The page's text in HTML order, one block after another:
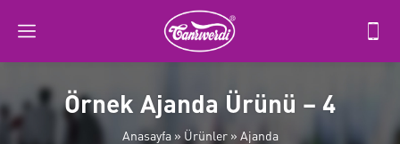
Örnek Ajanda Ürünü – 4
Anasayfa» Ürünler» Ajanda